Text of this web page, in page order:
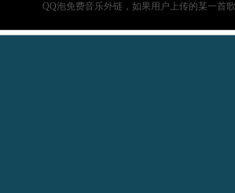
QQ泡免费音乐外链，如果用户上传的某一首